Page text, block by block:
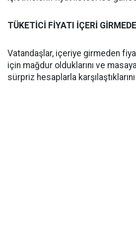
TÜKETİCİ FİYATI İÇERİ
Vatandaşlar, içeriye girmeden
için mağdur olduklarını ve
sürpriz hesaplarla